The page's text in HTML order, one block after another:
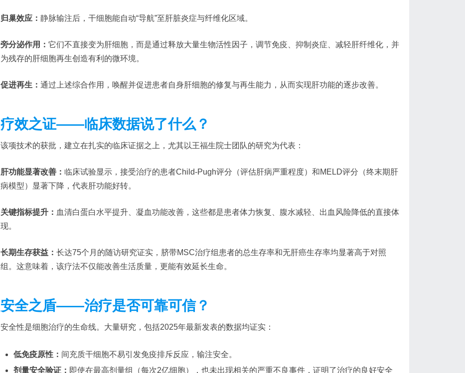
归巢效应： 静脉输注后，干细胞能自动“导航”至肝脏炎症与纤维化区域。
旁分泌作用： 它们不直接变为肝细胞，而是通过释放大量生物活性因子，调节免疫、抑制炎症、减轻肝纤维化，并
为残存的肝细胞再生创造有利的微环境。
促进再生： 通过上述综合作用，唤醒并促进患者自身肝细胞的修复与再生能力，从而实现肝功能的逐步改善。
疗效之证——临床数据说了什么？
该项技术的获批，建立在扎实的临床证据之上，尤其以王福生院士团队的研究为代表：
肝功能显著改善： 临床试验显示，接受治疗的患者Child-Pugh评分（评估肝病严重程度）和MELD评分（终末期肝
病模型）显著下降，代表肝功能好转。
关键指标提升： 血清白蛋白水平提升、凝血功能改善，这些都是患者体力恢复、腹水减轻、出血风险降低的直接体
现。
长期生存获益： 长达75个月的随访研究证实，脐带MSC治疗组患者的总生存率和无肝癌生存率均显著高于对照
组。这意味着，该疗法不仅能改善生活质量，更能有效延长生命。
安全之盾——治疗是否可靠可信？
安全性是细胞治疗的生命线。大量研究，包括2025年最新发表的数据均证实：
低免疫原性： 间充质干细胞不易引发免疫排斥反应，输注安全。
剂量安全验证： 即使在最高剂量组（每次2亿细胞），也未出现相关的严重不良事件，证明了治疗的良好安全